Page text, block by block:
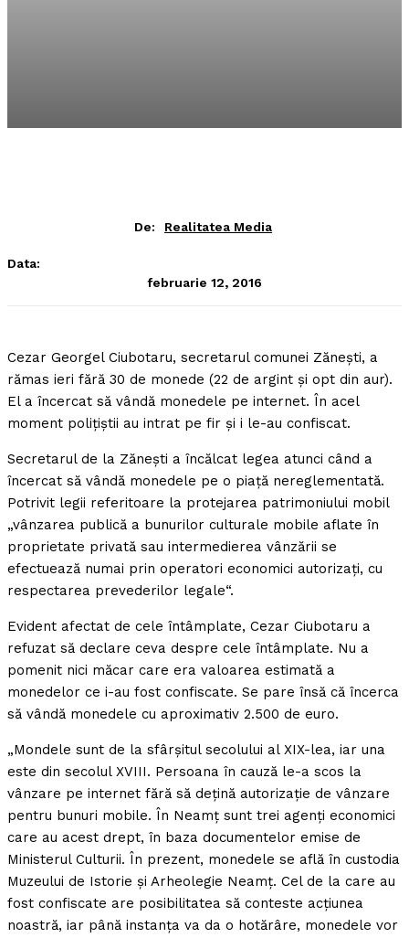
De: Realitatea Media
Data:
februarie 12, 2016
Cezar Georgel Ciubotaru, secretarul comunei Zăneşti, a
rămas ieri fără 30 de monede (22 de argint şi opt din aur).
El a încercat să vândă monedele pe internet. În acel
moment poliţiştii au intrat pe fir şi i le-au confiscat.
Secretarul de la Zăneşti a încălcat legea atunci când a
încercat să vândă monedele pe o piaţă nereglementată.
Potrivit legii referitoare la protejarea patrimoniului mobil
„vânzarea publică a bunurilor culturale mobile aflate în
proprietate privată sau intermedierea vânzării se
efectuează numai prin operatori economici autorizaţi, cu
respectarea prevederilor legale“.
Evident afectat de cele întâmplate, Cezar Ciubotaru a
refuzat să declare ceva despre cele întâmplate. Nu a
pomenit nici măcar care era valoarea estimată a
monedelor ce i-au fost confiscate. Se pare însă că încerca
să vândă monedele cu aproximativ 2.500 de euro.
„Mondele sunt de la sfârşitul secolului al XIX-lea, iar una
este din secolul XVIII. Persoana în cauză le-a scos la
vânzare pe internet fără să deţină autorizaţie de vânzare
pentru bunuri mobile. În Neamţ sunt trei agenţi economici
care au acest drept, în baza documentelor emise de
Ministerul Culturii. În prezent, monedele se află în custodia
Muzeului de Istorie şi Arheolegie Neamţ. Cel de la care au
fost confiscate are posibilitatea să conteste acţiunea
noastră, iar până instanţa va da o hotărâre, monedele vor